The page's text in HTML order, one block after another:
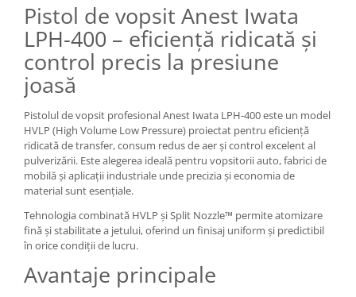
Pistol de vopsit Anest Iwata
LPH-400 – eficiență ridicată și
control precis la presiune
joasă
Pistolul de vopsit profesional Anest Iwata LPH-400 este un model
HVLP (High Volume Low Pressure) proiectat pentru eficiență
ridicată de transfer, consum redus de aer și control excelent al
pulverizării. Este alegerea ideală pentru vopsitorii auto, fabrici de
mobilă și aplicații industriale unde precizia și economia de
material sunt esențiale.
Tehnologia combinată HVLP și Split Nozzle™ permite atomizare
fină și stabilitate a jetului, oferind un finisaj uniform și predictibil
în orice condiții de lucru.
Avantaje principale